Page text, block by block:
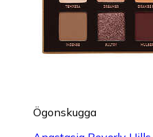
Ögonskugga